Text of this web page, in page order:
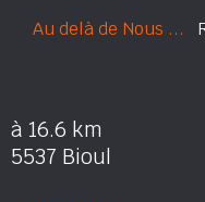
Au delà de Nous ...
à 16.6 km
5537 Bioul